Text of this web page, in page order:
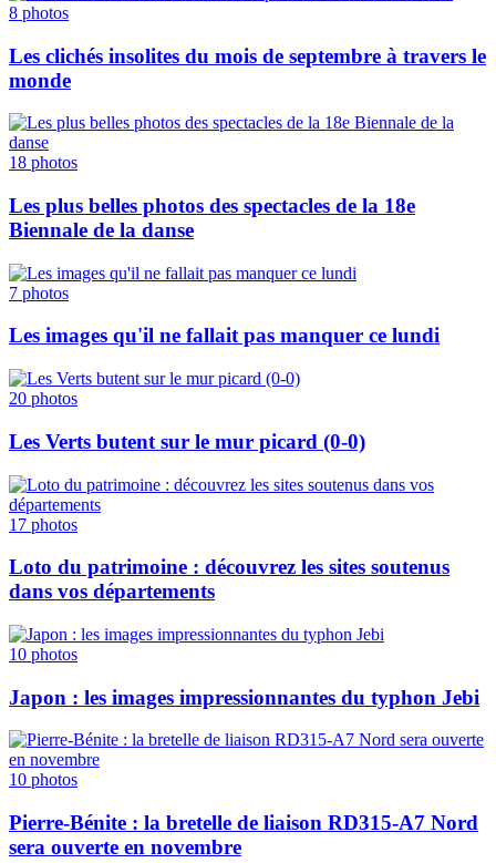
8 photos
Les clichés insolites du mois de septembre à travers le
monde
18 photos
Les plus belles photos des spectacles de la 18e
Biennale de la danse
7 photos
Les images qu'il ne fallait pas manquer ce lundi
20 photos
Les Verts butent sur le mur picard (0-0)
17 photos
Loto du patrimoine : découvrez les sites soutenus
dans vos départements
10 photos
Japon : les images impressionnantes du typhon Jebi
10 photos
Pierre-Bénite : la bretelle de liaison RD315-A7 Nord
sera ouverte en novembre